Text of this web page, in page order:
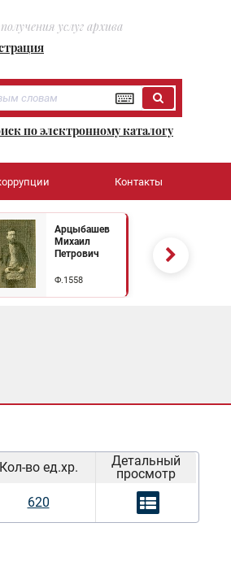
услуг архива
по электронному каталогу
Контакты
Арцыбашев
Михаил
Петрович
Ф.1558
Кол-во ед.хр.
Детальный
просмотр
620